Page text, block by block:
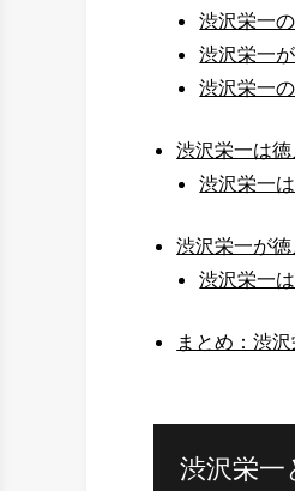
渋沢栄一
渋沢栄一
渋沢栄一
渋沢栄一は
渋沢栄一
渋沢栄一が
渋沢栄一
まとめ：渋
渋沢栄一